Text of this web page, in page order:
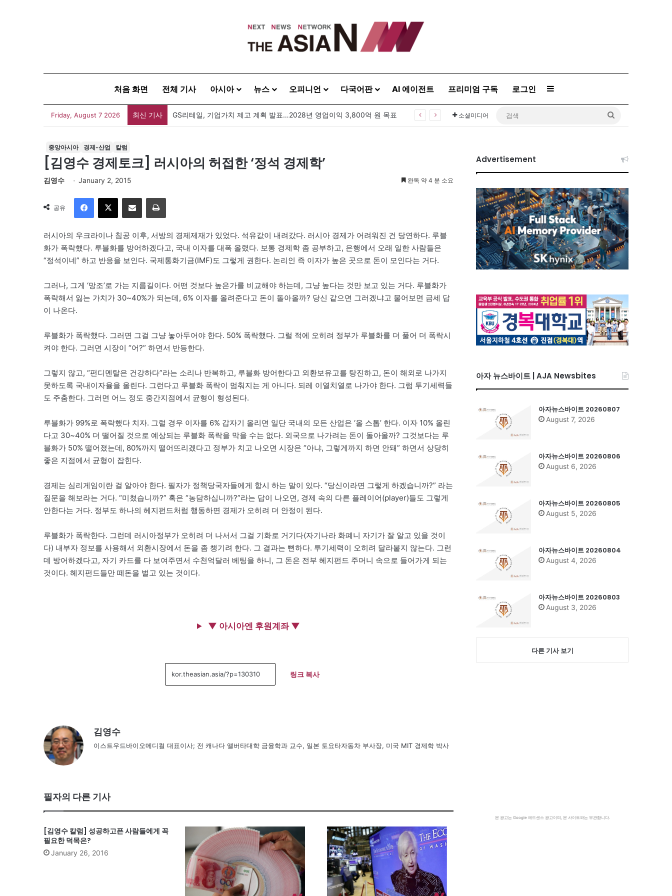
처음 화면 전체 기사 아시아 뉴스 오피니언 다국어판 AI 에이전트 프리미엄 구독 로그인 Sidebar
Friday, August 7 2026 최신 기사 소셜미디어
중앙아시아 경제-산업 칼럼
[김영수 경제토크] 러시아의 허접한 ‘정석 경제학’
김영수 January 2, 2015 완독 약 4 분 소요
공유
이메일
러시아의 우크라이나 침공 이후, 서방의 경제제재가 있었다. 석유값이 내려갔다. 러시아 경제가 어려워진 건 당연하다. 루블
화가 폭락했다. 루블화를 방어하겠다고, 국내 이자를 대폭 올렸다. 보통 경제학 좀 공부하고, 은행에서 오래 일한 사람들은
“정석이네” 하고 반응을 보인다. 국제통화기금(IMF)도 그렇게 권한다. 논리인 즉 이자가 높은 곳으로 돈이 모인다는 거다.
그러나, 그게 ‘망조’로 가는 지름길이다. 어떤 것보다 높은가를 비교해야 하는데, 그냥 높다는 것만 보고 있는 거다. 루블화가
폭락해서 잃는 가치가 30~40%가 되는데, 6% 이자를 올려준다고 돈이 돌아올까? 당신 같으면 그러겠냐고 물어보면 금세 답
이 나온다.
루블화가 폭락했다. 그러면 그걸 그냥 놓아두어야 한다. 50% 폭락했다. 그럴 적에 오히려 정부가 루블화를 더 풀어 더 폭락시
켜야 한다. 그러면 시장이 “어?” 하면서 반등한다.
그렇지 않고, “펀디멘탈은 건강하다”라는 소리나 반복하고, 루블화 방어한다고 외환보유고를 탕진하고, 돈이 해외로 나가지
못하도록 국내이자율을 올린다. 그런다고 루블화 폭락이 멈춰지는 게 아니다. 되레 이열치열로 나가야 한다. 그럼 투기세력들
도 주춤한다. 그러면 어느 정도 중간지점에서 균형이 형성된다.
루블화가 99%로 폭락했다 치자. 그럴 경우 이자를 6% 갑자기 올리면 일단 국내의 모든 산업은 ‘올 스톱’ 한다. 이자 10% 올린
다고 30~40% 더 떨어질 것으로 예상되는 루블화 폭락을 막을 수는 없다. 외국으로 나가려는 돈이 돌아올까? 그것보다는 루
블화가 50% 떨어졌는데, 80%까지 떨어뜨리겠다고 정부가 치고 나오면 시장은 “아냐, 그렇게까지 하면 안돼” 하면서 상당히
좋은 지점에서 균형이 잡힌다.
경제는 심리게임이란 걸 알아야 한다. 필자가 정책당국자들에게 항시 하는 말이 있다. “당신이라면 그렇게 하겠습니까?” 라는
질문을 해보라는 거다. “미쳤습니까?” 혹은 “농담하십니까?”라는 답이 나오면, 경제 속의 다른 플레이어(player)들도 그렇게
안한다는 거다. 정부도 하나의 헤지펀드처럼 행동하면 경제가 오히려 더 안정이 된다.
루블화가 폭락한다. 그런데 러시아정부가 오히려 더 나서서 그걸 기화로 거기다(자기나라 화폐니 자기가 잘 알고 있을 것이
다) 내부자 정보를 사용해서 외환시장에서 돈을 좀 챙기려 한다. 그 결과는 뻔하다. 투기세력이 오히려 달라붙지 않는다. 그런
데 방어하겠다고, 자기 카드를 다 보여주면서 수천억달러 베팅을 하니, 그 돈은 전부 헤지펀드 주머니 속으로 들어가게 되는
것이다. 헤지펀드들만 떼돈을 벌고 있는 것이다.
▼ 아시아엔 후원계좌 ▼
링크 복사
김영수
이스트우드바이오메디컬 대표이사; 전 캐나다 앨버타대학 금융학과 교수, 일본 토요타자동차 부사장, 미국 MIT 경제학 박사
필자의 다른 기사
[김영수 칼럼] 성공하고픈 사람들에게 꼭
필요한 덕목은?
January 26, 2016
Advertisement
아자 뉴스바이트 | AJA Newsbites
아자뉴스바이트 20260807
August 7, 2026
아자뉴스바이트 20260806
August 6, 2026
아자뉴스바이트 20260805
August 5, 2026
아자뉴스바이트 20260804
August 4, 2026
아자뉴스바이트 20260803
August 3, 2026
다른 기사 보기
본 광고는 Google 애드센스 광고이며, 본 사이트와는 무관합니다.